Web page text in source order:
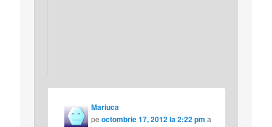
Mariuca
peoctombrie 17, 2012 la 2:22 pm a